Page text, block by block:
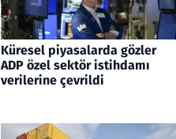
Küresel piyasalarda gözler
ADP özel sektör istihdamı
verilerine çevrildi